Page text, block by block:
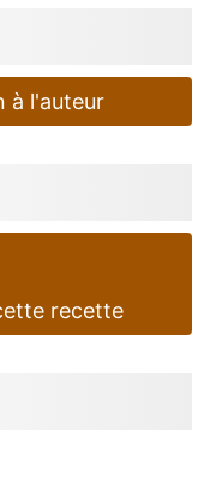
à l'auteur
recette